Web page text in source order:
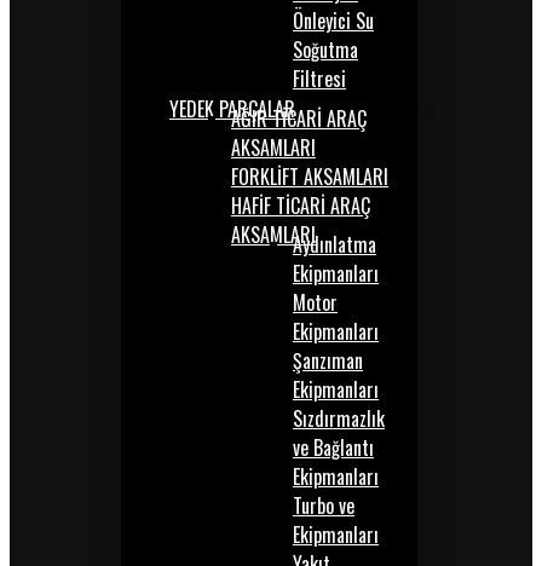
Önleyici Su
Soğutma
Filtresi
YEDEK PARÇALARAĞIR TİCARİ ARAÇ
AKSAMLARI
FORKLİFT AKSAMLARI
HAFİF TİCARİ ARAÇ
AKSAMLARIAydınlatma
Ekipmanları
Motor
Ekipmanları
Şanzıman
Ekipmanları
Sızdırmazlık
ve Bağlantı
Ekipmanları
Turbo ve
Ekipmanları